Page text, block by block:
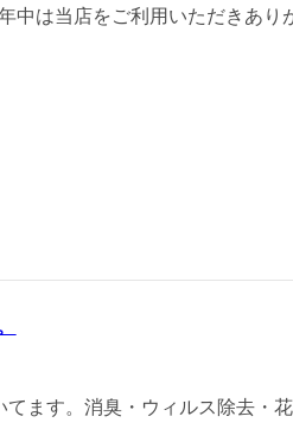
中は当店をご利用いただきあり
ます。 消臭・ウィルス除去・